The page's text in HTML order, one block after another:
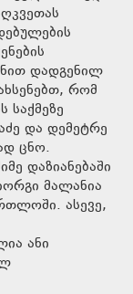
დადგენილ
რომ
და დემეტრე
ცნო.
დაზიანებაში
მალანია
ასევე,
ანი